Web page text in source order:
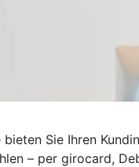
Sie Ihren
– per girocard,